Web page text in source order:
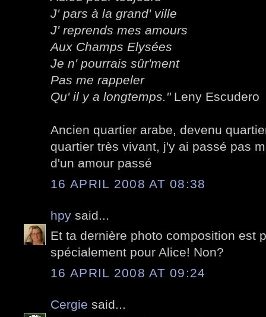
J' pars à la grand' ville
J' reprends mes amours
Aux Champs Elysées
Je n' pourrais sûr'ment
Pas me rappeler
Qu' il y a longtemps."Leny Escudero
Ancien quartier arabe, devenu
quartier très vivant, j'y ai passé pas
d'un amour passé
16 APRIL 2008 AT 08:38
hpy said...
Et ta dernière photo composition est
spécialement pour Alice! Non?
16 APRIL 2008 AT 09:24
Cergie said...